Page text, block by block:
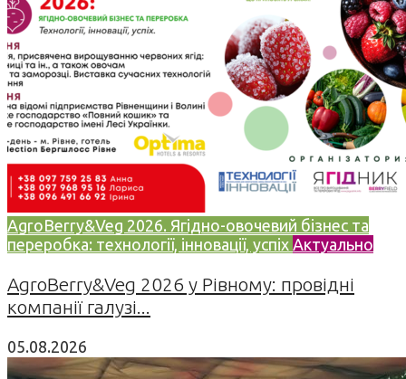
AgroBerry&Veg 2026. Ягідно-овочевий бізнес та
переробка: технології, інновації, успіх Актуально
AgroBerry&Veg 2026 у Рівному: провідні
компанії галузі...
05.08.2026